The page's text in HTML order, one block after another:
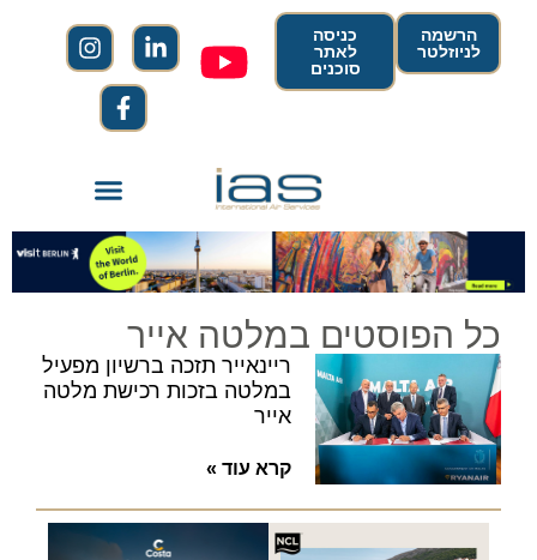
הרשמה
לניוזלטר
כניסה
לאתר
סוכנים
כל הפוסטים במלטה אייר
ריינאייר תזכה ברשיון מפעיל
במלטה בזכות רכישת מלטה
אייר
קרא עוד »